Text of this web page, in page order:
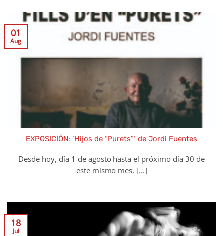
EXPOSICIÓN: ‘Hijos de “Purets”‘ de Jordi Fuentes
Desde hoy, día 1 de agosto hasta el próximo día 30 de
este mismo mes, [...]
01
Aug
18
Jul